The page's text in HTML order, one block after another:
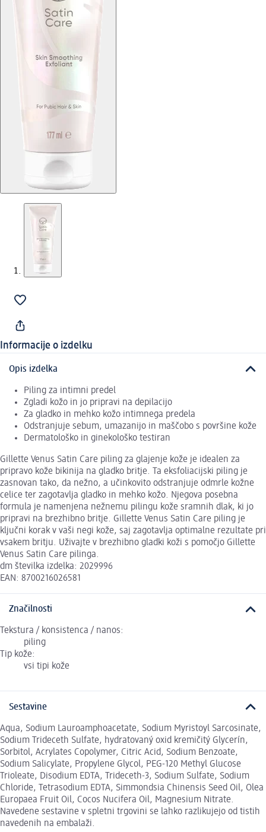
Informacije o izdelku
Opis izdelka
Piling za intimni predel
Zgladi kožo in jo pripravi na depilacijo
Za gladko in mehko kožo intimnega predela
Odstranjuje sebum, umazanijo in maščobo s površine kože
Dermatološko in ginekološko testiran
Gillette Venus Satin Care piling za glajenje kože je idealen za
pripravo kože bikinija na gladko britje. Ta eksfoliacijski piling je
zasnovan tako, da nežno, a učinkovito odstranjuje odmrle kožne
celice ter zagotavlja gladko in mehko kožo. Njegova posebna
formula je namenjena nežnemu pilingu kože sramnih dlak, ki jo
pripravi na brezhibno britje. Gillette Venus Satin Care piling je
ključni korak v vaši negi kože, saj zagotavlja optimalne rezultate pri
vsakem britju. Uživajte v brezhibno gladki koži s pomočjo Gillette
Venus Satin Care pilinga.
dm številka izdelka: 2029996
EAN: 8700216026581
Značilnosti
Tekstura / konsistenca / nanos:
piling
Tip kože:
vsi tipi kože
Sestavine
Aqua, Sodium Lauroamphoacetate, Sodium Myristoyl Sarcosinate,
Sodium Trideceth Sulfate, hydratovaný oxid kremičitý Glycerín,
Sorbitol, Acrylates Copolymer, Citric Acid, Sodium Benzoate,
Sodium Salicylate, Propylene Glycol, PEG-120 Methyl Glucose
Trioleate, Disodium EDTA, Trideceth-3, Sodium Sulfate, Sodium
Chloride, Tetrasodium EDTA, Simmondsia Chinensis Seed Oil, Olea
Europaea Fruit Oil, Cocos Nucifera Oil, Magnesium Nitrate.
Navedene sestavine v spletni trgovini se lahko razlikujejo od tistih
navedenih na embalaži.